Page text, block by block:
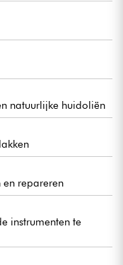
natuurlijke huidoliën
repareren
instrumenten te